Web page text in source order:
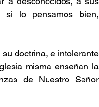
si lo pensamos bien,
doctrina, e intolerante
misma enseñan la
de Nuestro Señor